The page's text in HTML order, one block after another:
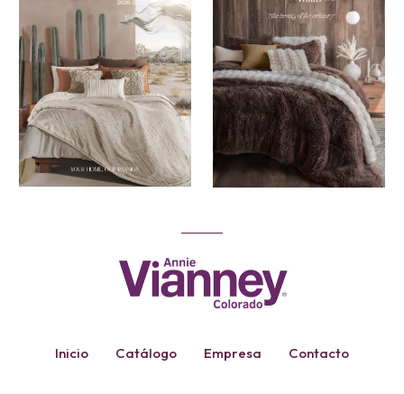
Inicio Catálogo Empresa Contacto